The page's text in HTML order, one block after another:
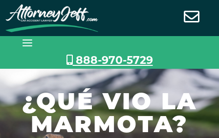
Saltar
contenido
888-970-5729
¿QUÉ VIO LA
MARMOTA?